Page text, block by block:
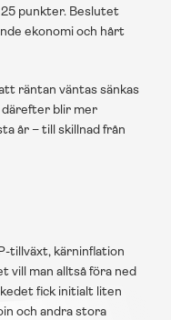
punkter. Beslutet
ekonomi och hårt
räntan väntas sänkas
blir mer
år – till skillnad från
tillväxt, kärninflation
vill man alltså föra ned
fick initialt liten
och andra stora